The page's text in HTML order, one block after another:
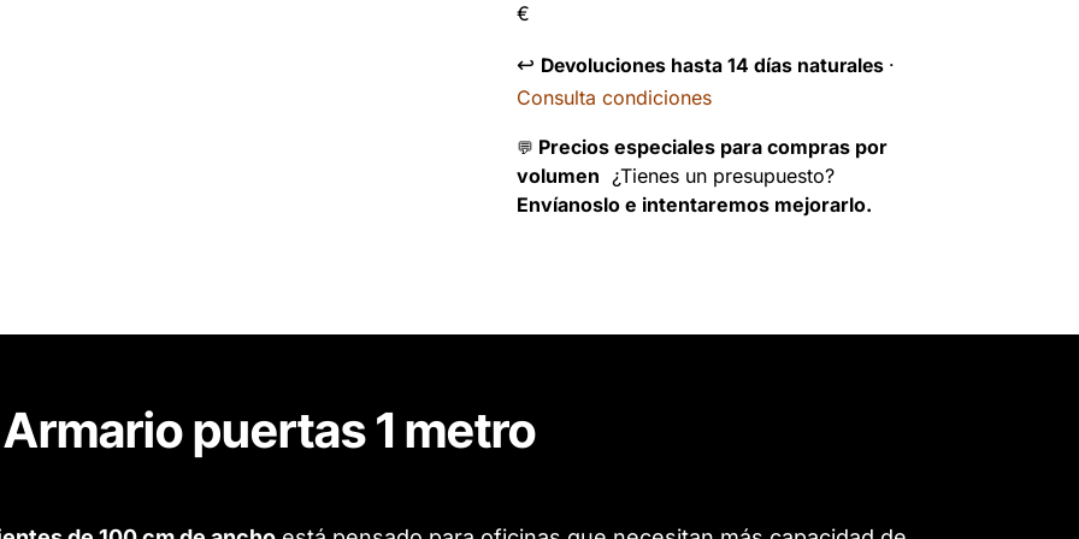
€
↩️ Devoluciones hasta 14 días naturales ·
Consulta condiciones
💬 Precios especiales para compras por
volumen ¿Tienes un presupuesto?
Envíanoslo e intentaremos mejorarlo.
Armario puertas 1 metro